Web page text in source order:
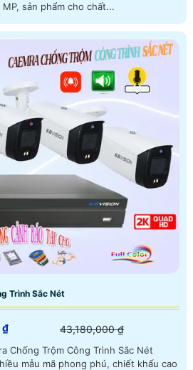
MP, sản phẩm cho chất...
Trình Sắc Nét
43,180,000 ₫
Chống Trộm Công Trình Sắc Nét
mẫu mã phong phú, chiết khấu cao